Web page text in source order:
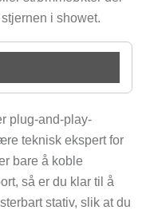
i showet.
plug-and-play-
teknisk ekspert for
bare å koble
så er du klar til å
stativ, slik at du